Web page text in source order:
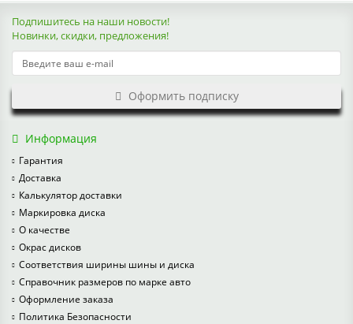
Подпишитесь на наши новости!
Новинки, скидки, предложения!
Оформить подписку
Информация
Гарантия
Доставка
Калькулятор доставки
Маркировка диска
О качестве
Окрас дисков
Соответствия ширины шины и диска
Справочник размеров по марке авто
Оформление заказа
Политика Безопасности